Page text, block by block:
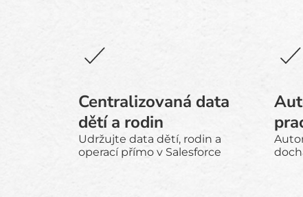
Centralizovaná data
dětí a rodin
Udržujte data dětí, rodin a
operací přímo v Salesforce